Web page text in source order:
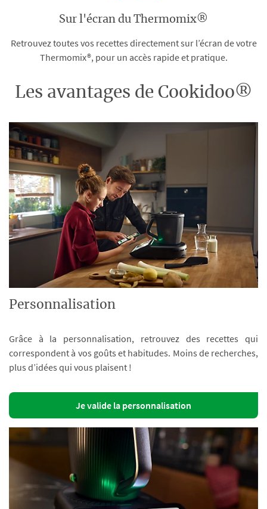
Sur l'écran du Thermomix®
Retrouvez toutes vos recettes directement sur l’écran de votre
Thermomix®, pour un accès rapide et pratique.
Les avantages de Cookidoo®
Personnalisation
Grâce à la personnalisation, retrouvez des recettes qui
correspondent à vos goûts et habitudes. Moins de recherches,
plus d’idées qui vous plaisent !
Je valide la personnalisation